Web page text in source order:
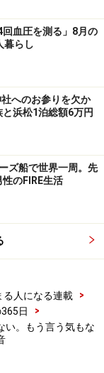
おり、特定の金融
。
身の責任において
慮しております
基づく損失・損害
やサービス提供者
8/31まで）を実施
プレゼント
に参加が可能に
回血圧を測る」8月の
暮らし
社へのお参りを欠か
浜松1泊総額6万円
ズ船で世界一周。先
のFIRE生活
る人になる連載
>
日
>
い。もう言う気もな